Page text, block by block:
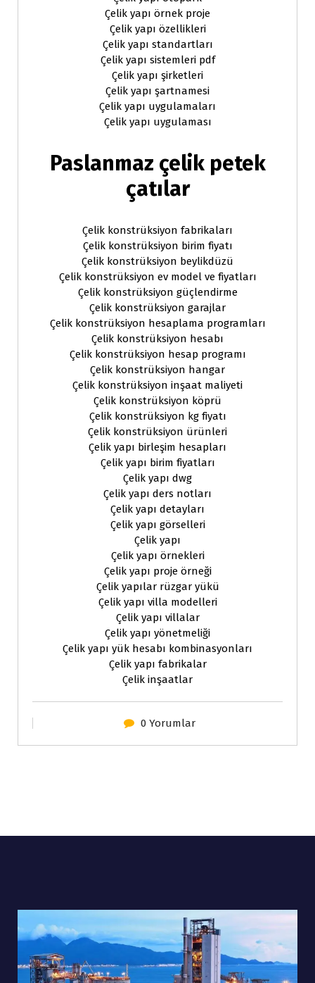
Çelik yapı örnek proje
Çelik yapı özellikleri
Çelik yapı standartları
Çelik yapı sistemleri pdf
Çelik yapı şirketleri
Çelik yapı şartnamesi
Çelik yapı uygulamaları
Çelik yapı uygulaması
Paslanmaz çelik petek
çatılar
Çelik konstrüksiyon fabrikaları
Çelik konstrüksiyon birim fiyatı
Çelik konstrüksiyon beylikdüzü
Çelik konstrüksiyon ev model ve fiyatları
Çelik konstrüksiyon güçlendirme
Çelik konstrüksiyon garajlar
Çelik konstrüksiyon hesaplama programları
Çelik konstrüksiyon hesabı
Çelik konstrüksiyon hesap programı
Çelik konstrüksiyon hangar
Çelik konstrüksiyon inşaat maliyeti
Çelik konstrüksiyon köprü
Çelik konstrüksiyon kg fiyatı
Çelik konstrüksiyon ürünleri
Çelik yapı birleşim hesapları
Çelik yapı birim fiyatları
Çelik yapı dwg
Çelik yapı ders notları
Çelik yapı detayları
Çelik yapı görselleri
Çelik yapı
Çelik yapı örnekleri
Çelik yapı proje örneği
Çelik yapılar rüzgar yükü
Çelik yapı villa modelleri
Çelik yapı villalar
Çelik yapı yönetmeliği
Çelik yapı yük hesabı kombinasyonları
Çelik yapı fabrikalar
Çelik inşaatlar
0 Yorumlar